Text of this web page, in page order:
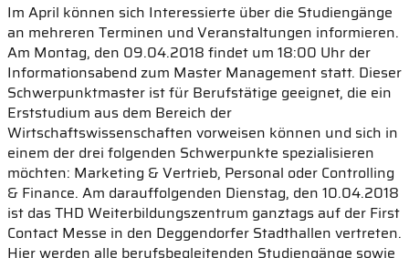
Im April können sich Interessierte über die Studiengänge
an mehreren Terminen und Veranstaltungen informieren.
Am Montag, den 09.04.2018 findet um 18:00 Uhr der
Informationsabend zum Master Management statt. Dieser
Schwerpunktmaster ist für Berufstätige geeignet, die ein
Erststudium aus dem Bereich der
Wirtschaftswissenschaften vorweisen können und sich in
einem der drei folgenden Schwerpunkte spezialisieren
möchten: Marketing & Vertrieb, Personal oder Controlling
& Finance. Am darauffolgenden Dienstag, den 10.04.2018
ist das THD Weiterbildungszentrum ganztags auf der First
Contact Messe in den Deggendorfer Stadthallen vertreten.
Hier werden alle berufsbegleitenden Studiengänge sowie